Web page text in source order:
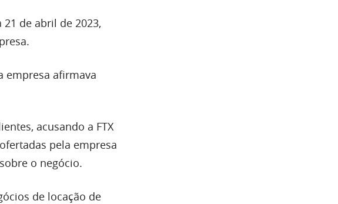
de abril de 2023,
empresa afirmava
acusando a FTX
pela empresa
o negócio.
de locação de